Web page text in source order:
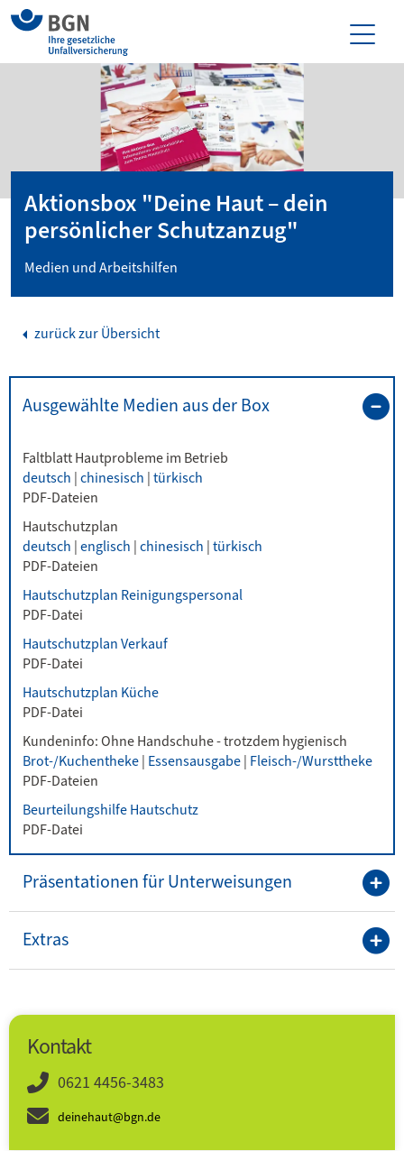
Aktionsbox "Deine Haut – dein
persönlicher Schutzanzug"
Medien und Arbeitshilfen
zurück zur Übersicht
Ausgewählte Medien aus der Box
Faltblatt Hautprobleme im Betrieb
deutsch |chinesisch |türkisch
PDF-Dateien
Hautschutzplan
deutsch |englisch |chinesisch |türkisch
PDF-Dateien
Hautschutzplan Reinigungspersonal
PDF-Datei
Hautschutzplan Verkauf
PDF-Datei
Hautschutzplan Küche
PDF-Datei
Kundeninfo: Ohne Handschuhe - trotzdem hygienisch
Brot-/Kuchentheke| Essensausgabe| Fleisch-/Wursttheke
PDF-Dateien
Beurteilungshilfe Hautschutz
PDF-Datei
Präsentationen für Unterweisungen
Extras
Kontakt
0621 4456-3483
deinehaut@bgn.de